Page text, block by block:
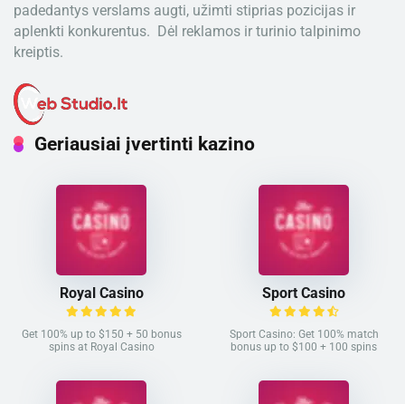
padedantys verslams augti, užimti stiprias pozicijas ir
aplenkti konkurentus. Dėl reklamos ir turinio talpinimo
kreiptis.
Geriausiai įvertinti kazino
Royal Casino
Get 100% up to $150 + 50 bonus
spins at Royal Casino
Sport Casino
Sport Casino: Get 100% match
bonus up to $100 + 100 spins